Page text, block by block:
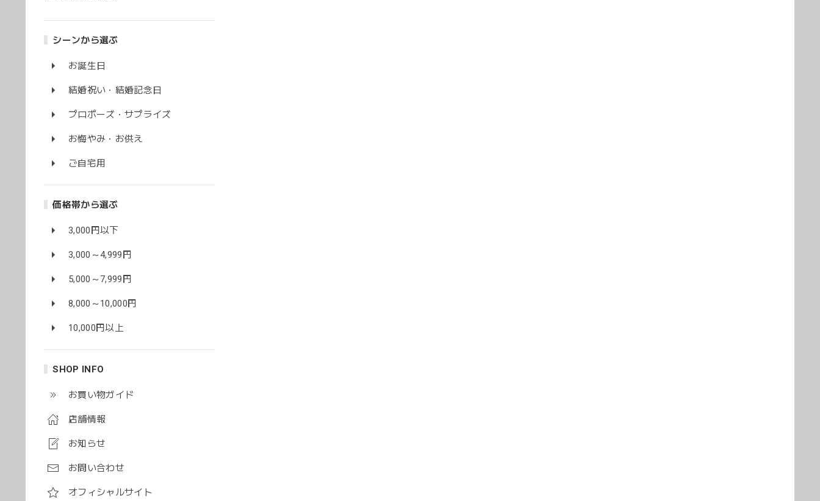
シーンから選ぶ
お誕生日
結婚祝い・結婚記念日
プロポーズ・サプライズ
お悔やみ・お供え
ご自宅用
価格帯から選ぶ
3,000円以下
3,000～4,999円
5,000～7,999円
8,000～10,000円
10,000円以上
SHOP INFO
お買い物ガイド
店舗情報
お知らせ
お問い合わせ
オフィシャルサイト